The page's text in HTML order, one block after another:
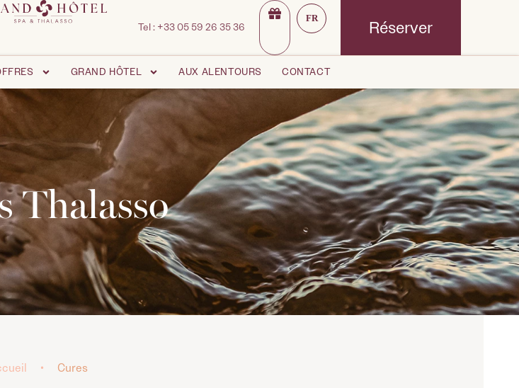
Tel : +33 05 59 26 35 36
FR Réserver
GRAND HÔTEL AUX ALENTOURS CONTACT
Thalasso
• Cures